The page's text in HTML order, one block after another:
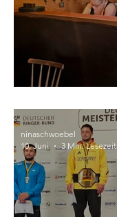
ninaschwoebel
10. Juni
3 Min. Lesezeit